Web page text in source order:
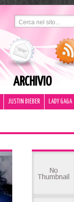
ARCHIVIO
JUSTIN BIEBER LADY GAGA